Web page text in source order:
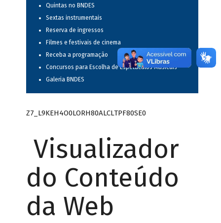
Quintas no BNDES
Sextas instrumentais
Reserva de ingressos
Filmes e festivais de cinema
Receba a programação
Concursos para Escolha de Espetáculos Musicais
Galeria BNDES
Z7_L9KEH4O0LORH80ALCLTPF80SE0
Visualizador
do Conteúdo
da Web